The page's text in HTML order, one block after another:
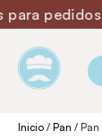
pedidos
Inicio / Pan / Pan